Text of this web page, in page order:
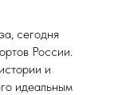
сегодня
России.
и
идеальным